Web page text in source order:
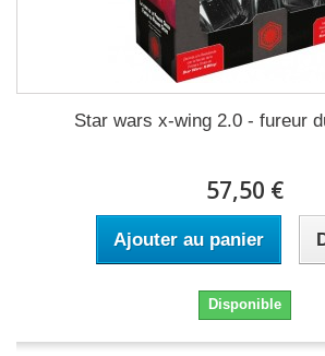
Star wars x-wing 2.0 - fureur
57,50 €
Ajouter au panier
Disponible